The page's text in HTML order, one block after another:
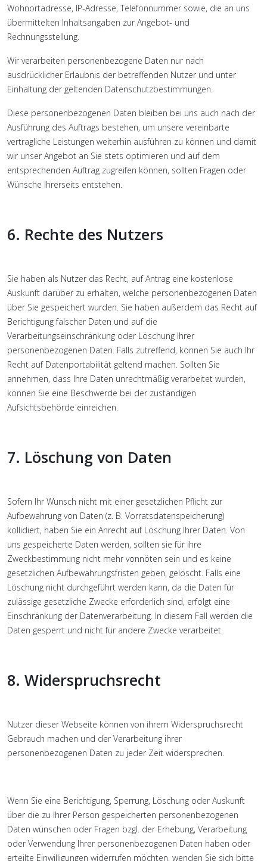
Wohnortadresse, IP-Adresse, Telefonnummer sowie, die an uns
übermittelten Inhaltsangaben zur Angebot- und
Rechnungsstellung.
Wir verarbeiten personenbezogene Daten nur nach
ausdrücklicher Erlaubnis der betreffenden Nutzer und unter
Einhaltung der geltenden Datenschutzbestimmungen.
Diese personenbezogenen Daten bleiben bei uns auch nach der
Ausführung des Auftrags bestehen, um unsere vereinbarte
vertragliche Leistungen weiterhin ausführen zu können und damit
wir unser Angebot an Sie stets optimieren und auf dem
entsprechenden Auftrag zugreifen können, sollten Fragen oder
Wünsche Ihrerseits entstehen.
6. Rechte des Nutzers
Sie haben als Nutzer das Recht, auf Antrag eine kostenlose
Auskunft darüber zu erhalten, welche personenbezogenen Daten
über Sie gespeichert wurden. Sie haben außerdem das Recht auf
Berichtigung falscher Daten und auf die
Verarbeitungseinschränkung oder Löschung Ihrer
personenbezogenen Daten. Falls zutreffend, können Sie auch Ihr
Recht auf Datenportabilität geltend machen. Sollten Sie
annehmen, dass Ihre Daten unrechtmäßig verarbeitet wurden,
können Sie eine Beschwerde bei der zuständigen
Aufsichtsbehörde einreichen.
7. Löschung von Daten
Sofern Ihr Wunsch nicht mit einer gesetzlichen Pflicht zur
Aufbewahrung von Daten (z. B. Vorratsdatenspeicherung)
kollidiert, haben Sie ein Anrecht auf Löschung Ihrer Daten. Von
uns gespeicherte Daten werden, sollten sie für ihre
Zweckbestimmung nicht mehr vonnöten sein und es keine
gesetzlichen Aufbewahrungsfristen geben, gelöscht. Falls eine
Löschung nicht durchgeführt werden kann, da die Daten für
zulässige gesetzliche Zwecke erforderlich sind, erfolgt eine
Einschränkung der Datenverarbeitung. In diesem Fall werden die
Daten gesperrt und nicht für andere Zwecke verarbeitet.
8. Widerspruchsrecht
Nutzer dieser Webseite können von ihrem Widerspruchsrecht
Gebrauch machen und der Verarbeitung ihrer
personenbezogenen Daten zu jeder Zeit widersprechen.
Wenn Sie eine Berichtigung, Sperrung, Löschung oder Auskunft
über die zu Ihrer Person gespeicherten personenbezogenen
Daten wünschen oder Fragen bzgl. der Erhebung, Verarbeitung
oder Verwendung Ihrer personenbezogenen Daten haben oder
erteilte Einwilligungen widerrufen möchten, wenden Sie sich bitte